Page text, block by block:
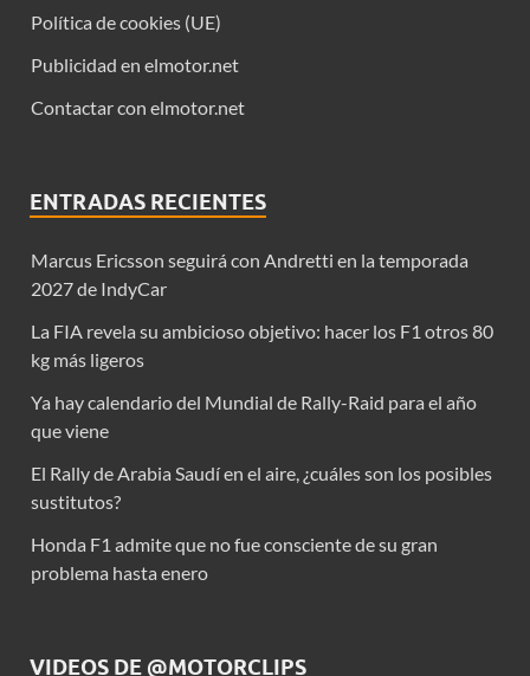
Política de cookies (UE)
Publicidad en elmotor.net
Contactar con elmotor.net
ENTRADAS RECIENTES
Marcus Ericsson seguirá con Andretti en la temporada
2027 de IndyCar
La FIA revela su ambicioso objetivo: hacer los F1 otros 80
kg más ligeros
Ya hay calendario del Mundial de Rally-Raid para el año
que viene
El Rally de Arabia Saudí en el aire, ¿cuáles son los posibles
sustitutos?
Honda F1 admite que no fue consciente de su gran
problema hasta enero
VIDEOS DE @MOTORCLIPS